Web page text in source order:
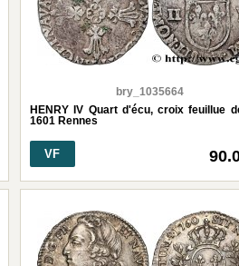
bry_1035664
HENRY IV Quart d'écu, croix feuillue
1601 Rennes
VF